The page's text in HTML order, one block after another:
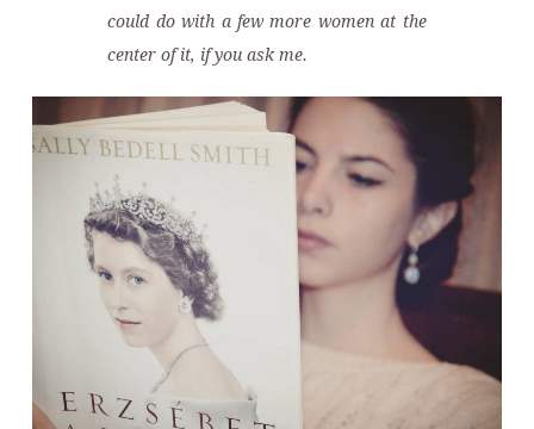
could do with a few more women at the
center of it, if you ask me.